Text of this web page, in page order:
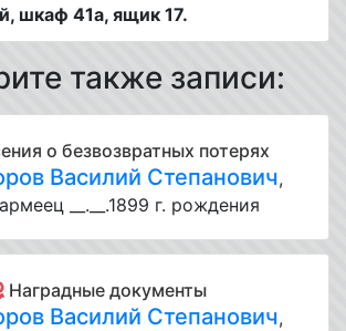
шкаф 41а, ящик 17.
также записи:
о безвозвратных потерях
Василий Степанович,
__.__.1899 г. рождения
Наградные документы
Василий Степанович,